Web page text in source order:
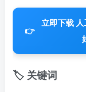
👉
立即下载
🏷️ 关键词